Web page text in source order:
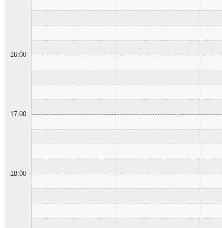
16:00
17:00
18:00